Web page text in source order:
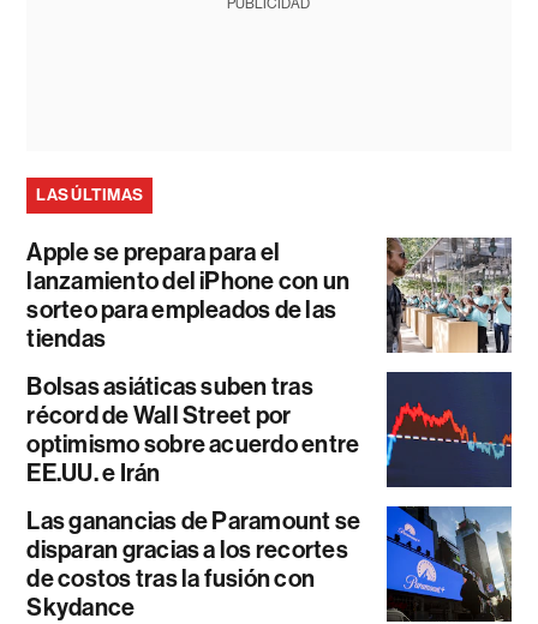
PUBLICIDAD
LAS ÚLTIMAS
Apple se prepara para el
lanzamiento del iPhone con un
sorteo para empleados de las
tiendas
Bolsas asiáticas suben tras
récord de Wall Street por
optimismo sobre acuerdo entre
EE.UU. e Irán
Las ganancias de Paramount se
disparan gracias a los recortes
de costos tras la fusión con
Skydance